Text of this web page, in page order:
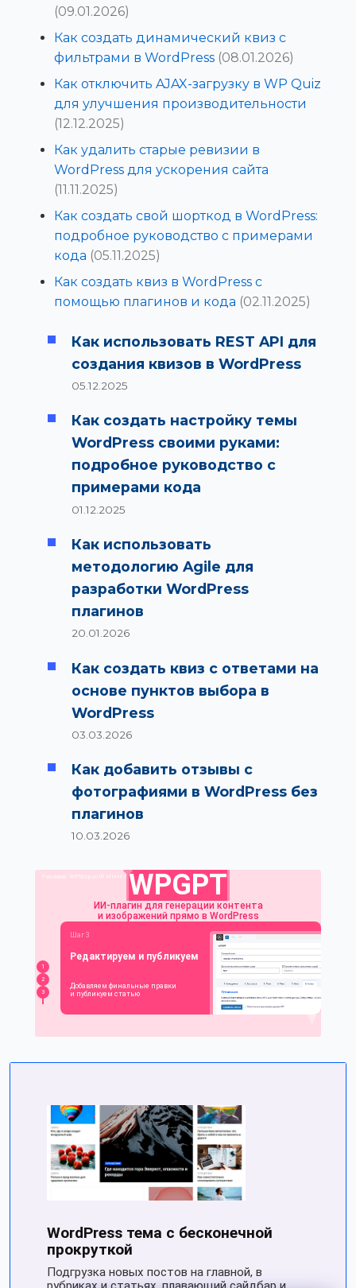
(09.01.2026)
Как создать динамический квиз с
фильтрами в WordPress (08.01.2026)
Как отключить AJAX-загрузку в WP Quiz
для улучшения производительности
(12.12.2025)
Как удалить старые ревизии в
WordPress для ускорения сайта
(11.11.2025)
Как создать свой шорткод в WordPress:
подробное руководство с примерами
кода (05.11.2025)
Как создать квиз в WordPress с
помощью плагинов и кода (02.11.2025)
Как использовать REST API для
создания квизов в WordPress
05.12.2025
Как создать настройку темы
WordPress своими руками:
подробное руководство с
примерами кода
01.12.2025
Как использовать
методологию Agile для
разработки WordPress
плагинов
20.01.2026
Как создать квиз с ответами на
основе пунктов выбора в
WordPress
03.03.2026
Как добавить отзывы с
фотографиями в WordPress без
плагинов
10.03.2026